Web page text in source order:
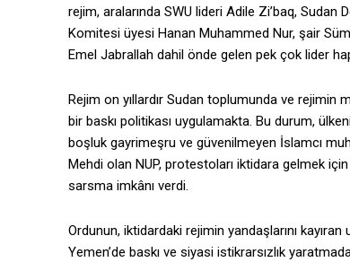
rejim, aralarında SWU lideri Adile Zi’baq, Sudan
Komitesi üyesi Hanan Muhammed Nur, şair
Emel Jabrallah dahil önde gelen pek çok lider
Rejim on yıllardır Sudan toplumunda ve rejimin
bir baskı politikası uygulamakta. Bu durum,
boşluk gayrimeşru ve güvenilmeyen İslamcı
Mehdi olan NUP, protestoları iktidara gelmek
sarsma imkânı verdi.
Ordunun, iktidardaki rejimin yandaşlarını
Yemen’de baskı ve siyasi istikrarsızlık